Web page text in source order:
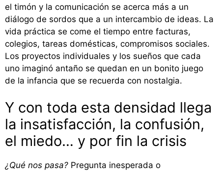
el timón y la comunicación se acerca más a un
diálogo de sordos que a un intercambio de ideas. La
vida práctica se come el tiempo entre facturas,
colegios, tareas domésticas, compromisos sociales.
Los proyectos individuales y los sueños que cada
uno imaginó antaño se quedan en un bonito juego
de la infancia que se recuerda con nostalgia.
Y con toda esta densidad llega
la insatisfacción, la confusión,
el miedo… y por fin la crisis
¿Qué nos pasa? Pregunta inesperada o